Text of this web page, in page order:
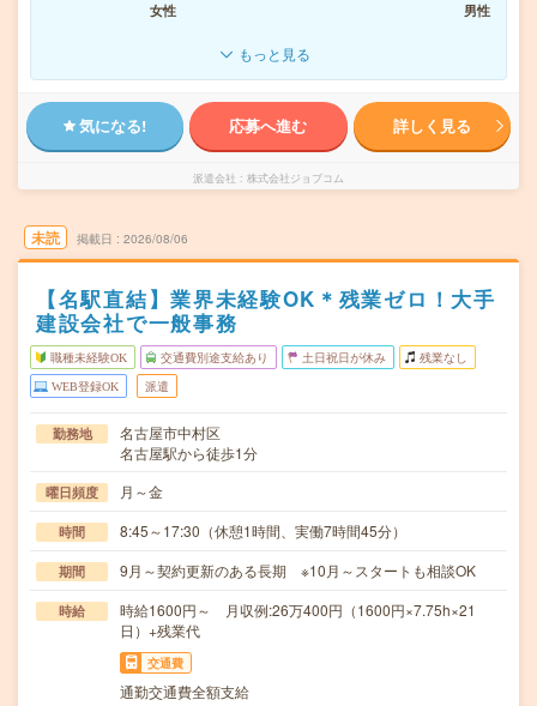
女性
男性
もっと見る
気になる! 応募へ進む 詳しく見る
派遣会社 株式会社ジョブコム
未読 掲載日 2026/08/06
【名駅直結】業界未経験OK＊残業ゼロ！大手
建設会社で一般事務
職種未経験OK 交通費別途支給あり 土日祝日が休み 残業なし
WEB登録OK 派遣
勤務地
名古屋市中村区
名古屋駅から徒歩1分
曜日頻度 月～金
時間 8:45～17:30（休憩1時間、実働7時間45分）
期間 9月～契約更新のある長期 ※10月～スタートも相談OK
時給
時給1600円～ 月収例:26万400円（1600円×7.75h×21
日）+残業代
交通費
通勤交通費全額支給